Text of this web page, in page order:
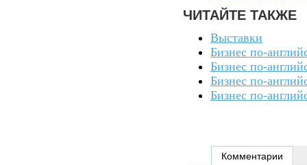
ЧИТАЙТЕ ТАКЖЕ
Выставки
Бизнес по-
Бизнес по-
Бизнес по-
Бизнес по-
Комментарии